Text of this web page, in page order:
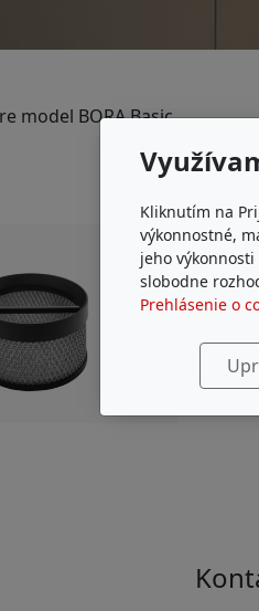
model BORA Basic
Kliknutím na
výkonnostné,
jeho
slobodne
Prehlásenie o